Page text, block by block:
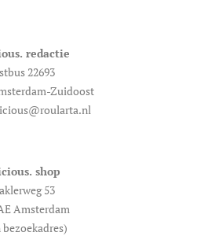
redactie
22693
Zuidoost
shop
53
Amsterdam
bezoekadres)